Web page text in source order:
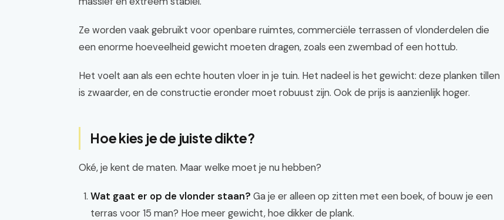
Ze worden vaak gebruikt voor openbare ruimtes, commerciële terrassen of vlonderdelen die
een enorme hoeveelheid gewicht moeten dragen, zoals een zwembad of een hottub.
Het voelt aan als een echte houten vloer in je tuin. Het nadeel is het gewicht: deze planken tillen
is zwaarder, en de constructie eronder moet robuust zijn. Ook de prijs is aanzienlijk hoger.
Hoe kies je de juiste dikte?
Oké, je kent de maten. Maar welke moet je nu hebben?
Wat gaat er op de vlonder staan? Ga je er alleen op zitten met een boek, of bouw je een
terras voor 15 man? Hoe meer gewicht, hoe dikker de plank.